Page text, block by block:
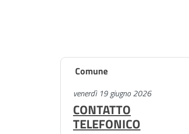
Comune
venerdì 19 giugno 2026
CONTATTO
TELEFONICO